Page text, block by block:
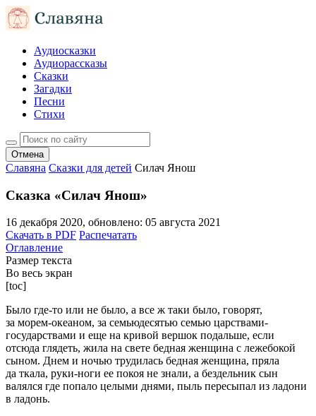
Аудиосказки
Аудиорассказы
Сказки
Загадки
Песни
Стихи
Отмена
Славяна Сказки для детей Силач Янош
Сказка «Силач Янош»
16 декабря 2020, обновлено: 05 августа 2021
Скачать в PDF Распечатать
Оглавление
Размер текста
Во весь экран
[toc]
Было где-то или не было, а все ж таки было, говорят,
за морем-океаном, за семьюдесятью семью царствами-
государствами и еще на кривой вершок подальше, если
отсюда глядеть, жила на свете бедная женщина с лежебокой
сыном. Днем и ночью трудилась бедная женщина, пряла
да ткала, руки-ноги ее покоя не знали, а бездельник сын
валялся где попало целыми днями, пыль пересыпал из ладони
в ладонь.